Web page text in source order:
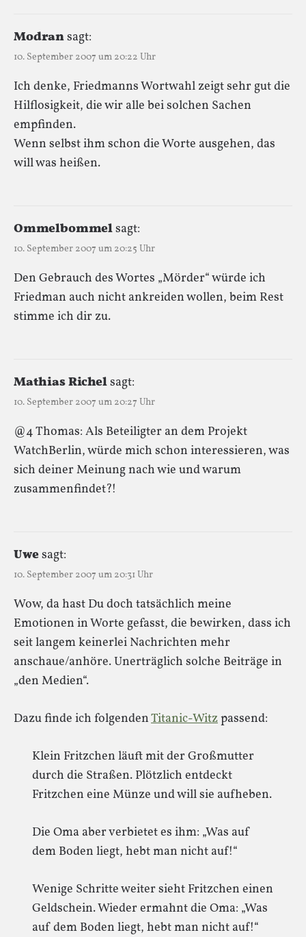
Modransagt:
10. September 2007 um 20:22 Uhr
Ich denke, Friedmanns Wortwahl zeigt sehr gut die
Hilflosigkeit, die wir alle bei solchen Sachen
empfinden.
Wenn selbst ihm schon die Worte ausgehen, das
will was heißen.
Ommelbommelsagt:
10. September 2007 um 20:25 Uhr
Den Gebrauch des Wortes „Mörder“ würde ich
Friedman auch nicht ankreiden wollen, beim Rest
stimme ich dir zu.
Mathias Richelsagt:
10. September 2007 um 20:27 Uhr
@4 Thomas: Als Beteiligter an dem Projekt
WatchBerlin, würde mich schon interessieren, was
sich deiner Meinung nach wie und warum
zusammenfindet?!
Uwesagt:
10. September 2007 um 20:31 Uhr
Wow, da hast Du doch tatsächlich meine
Emotionen in Worte gefasst, die bewirken, dass ich
seit langem keinerlei Nachrichten mehr
anschaue/anhöre. Unerträglich solche Beiträge in
„den Medien“.
Dazu finde ich folgendenTitanic-Witzpassend:
Klein Fritzchen läuft mit der Großmutter
durch die Straßen. Plötzlich entdeckt
Fritzchen eine Münze und will sie aufheben.
Die Oma aber verbietet es ihm: „Was auf
dem Boden liegt, hebt man nicht auf!“
Wenige Schritte weiter sieht Fritzchen einen
Geldschein. Wieder ermahnt die Oma: „Was
auf dem Boden liegt, hebt man nicht auf!“